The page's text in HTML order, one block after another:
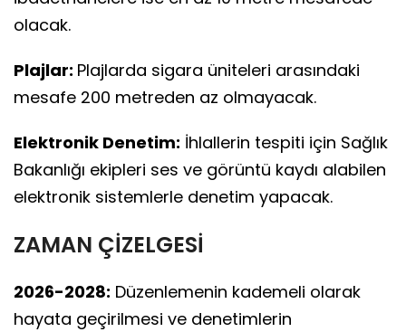
olacak.
Plajlar: Plajlarda sigara üniteleri arasındaki
mesafe 200 metreden az olmayacak.
Elektronik Denetim: İhlallerin tespiti için Sağlık
Bakanlığı ekipleri ses ve görüntü kaydı alabilen
elektronik sistemlerle denetim yapacak.
ZAMAN ÇİZELGESİ
2026-2028: Düzenlemenin kademeli olarak
hayata geçirilmesi ve denetimlerin